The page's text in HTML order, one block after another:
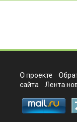
О проекте
сайта
Лента